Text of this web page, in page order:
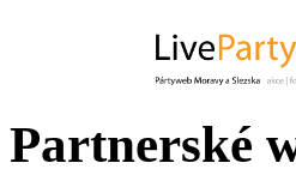
Partnerské